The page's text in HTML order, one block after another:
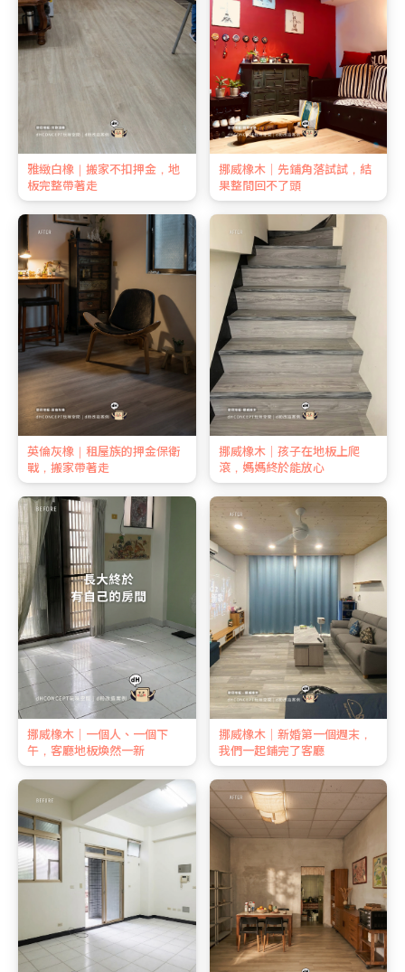
雅緻白橡｜搬家不扣押金，地
板完整帶著走
挪威橡木｜先鋪角落試試，結
果整間回不了頭
英倫灰橡｜租屋族的押金保衛
戰，搬家帶著走
挪威橡木｜孩子在地板上爬
滾，媽媽終於能放心
挪威橡木｜一個人、一個下
午，客廳地板煥然一新
挪威橡木｜新婚第一個週末，
我們一起鋪完了客廳